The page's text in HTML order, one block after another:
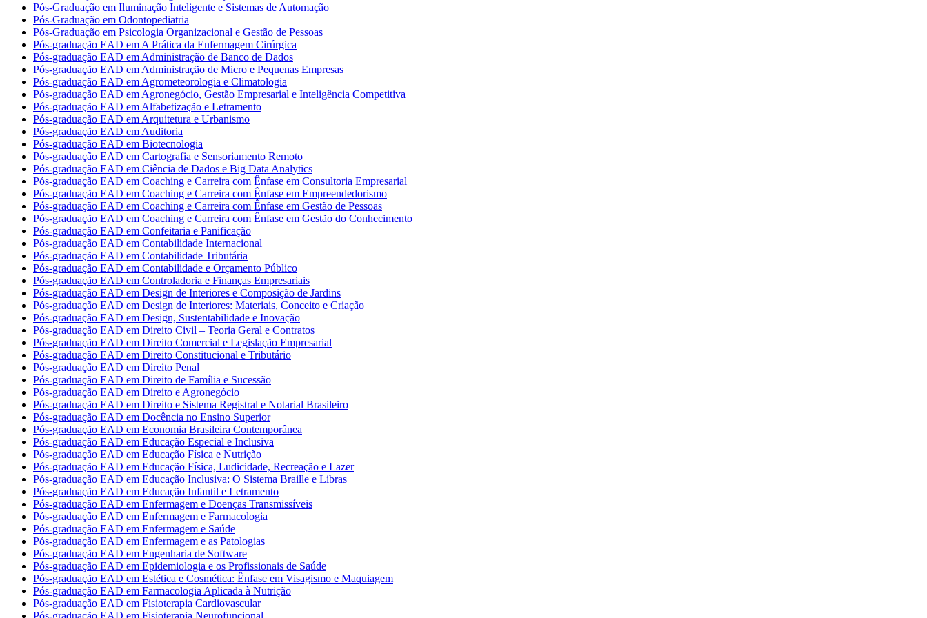
Pós-Graduação em Iluminação Inteligente e Sistemas de Automação
Pós-Graduação em Odontopediatria
Pós-Graduação em Psicologia Organizacional e Gestão de Pessoas
Pós-graduação EAD em A Prática da Enfermagem Cirúrgica
Pós-graduação EAD em Administração de Banco de Dados
Pós-graduação EAD em Administração de Micro e Pequenas Empresas
Pós-graduação EAD em Agrometeorologia e Climatologia
Pós-graduação EAD em Agronegócio, Gestão Empresarial e Inteligência Competitiva
Pós-graduação EAD em Alfabetização e Letramento
Pós-graduação EAD em Arquitetura e Urbanismo
Pós-graduação EAD em Auditoria
Pós-graduação EAD em Biotecnologia
Pós-graduação EAD em Cartografia e Sensoriamento Remoto
Pós-graduação EAD em Ciência de Dados e Big Data Analytics
Pós-graduação EAD em Coaching e Carreira com Ênfase em Consultoria Empresarial
Pós-graduação EAD em Coaching e Carreira com Ênfase em Empreendedorismo
Pós-graduação EAD em Coaching e Carreira com Ênfase em Gestão de Pessoas
Pós-graduação EAD em Coaching e Carreira com Ênfase em Gestão do Conhecimento
Pós-graduação EAD em Confeitaria e Panificação
Pós-graduação EAD em Contabilidade Internacional
Pós-graduação EAD em Contabilidade Tributária
Pós-graduação EAD em Contabilidade e Orçamento Público
Pós-graduação EAD em Controladoria e Finanças Empresariais
Pós-graduação EAD em Design de Interiores e Composição de Jardins
Pós-graduação EAD em Design de Interiores: Materiais, Conceito e Criação
Pós-graduação EAD em Design, Sustentabilidade e Inovação
Pós-graduação EAD em Direito Civil – Teoria Geral e Contratos
Pós-graduação EAD em Direito Comercial e Legislação Empresarial
Pós-graduação EAD em Direito Constitucional e Tributário
Pós-graduação EAD em Direito Penal
Pós-graduação EAD em Direito de Família e Sucessão
Pós-graduação EAD em Direito e Agronegócio
Pós-graduação EAD em Direito e Sistema Registral e Notarial Brasileiro
Pós-graduação EAD em Docência no Ensino Superior
Pós-graduação EAD em Economia Brasileira Contemporânea
Pós-graduação EAD em Educação Especial e Inclusiva
Pós-graduação EAD em Educação Física e Nutrição
Pós-graduação EAD em Educação Física, Ludicidade, Recreação e Lazer
Pós-graduação EAD em Educação Inclusiva: O Sistema Braille e Libras
Pós-graduação EAD em Educação Infantil e Letramento
Pós-graduação EAD em Enfermagem e Doenças Transmissíveis
Pós-graduação EAD em Enfermagem e Farmacologia
Pós-graduação EAD em Enfermagem e Saúde
Pós-graduação EAD em Enfermagem e as Patologias
Pós-graduação EAD em Engenharia de Software
Pós-graduação EAD em Epidemiologia e os Profissionais de Saúde
Pós-graduação EAD em Estética e Cosmética: Ênfase em Visagismo e Maquiagem
Pós-graduação EAD em Farmacologia Aplicada à Nutrição
Pós-graduação EAD em Fisioterapia Cardiovascular